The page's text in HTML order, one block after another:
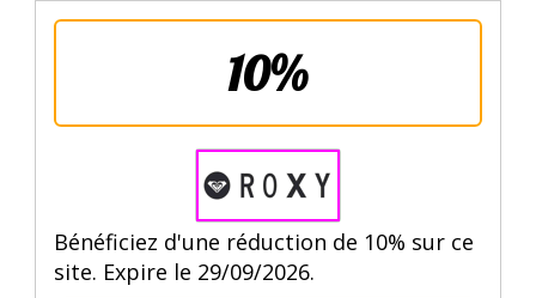
10%
Bénéficiez d'une réduction de 10% sur ce
site. Expire le 29/09/2026.